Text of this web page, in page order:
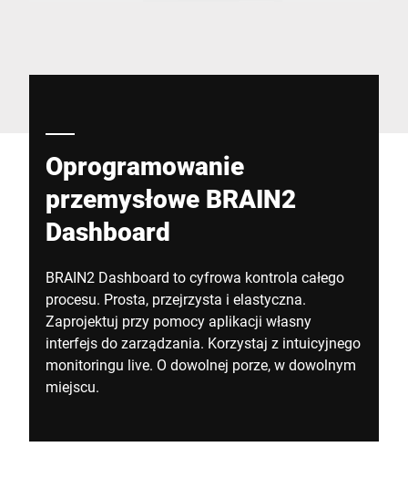
Oprogramowanie
przemysłowe BRAIN2
Dashboard
BRAIN2 Dashboard to cyfrowa kontrola całego
procesu. Prosta, przejrzysta i elastyczna.
Zaprojektuj przy pomocy aplikacji własny
interfejs do zarządzania. Korzystaj z intuicyjnego
monitoringu live. O dowolnej porze, w dowolnym
miejscu.